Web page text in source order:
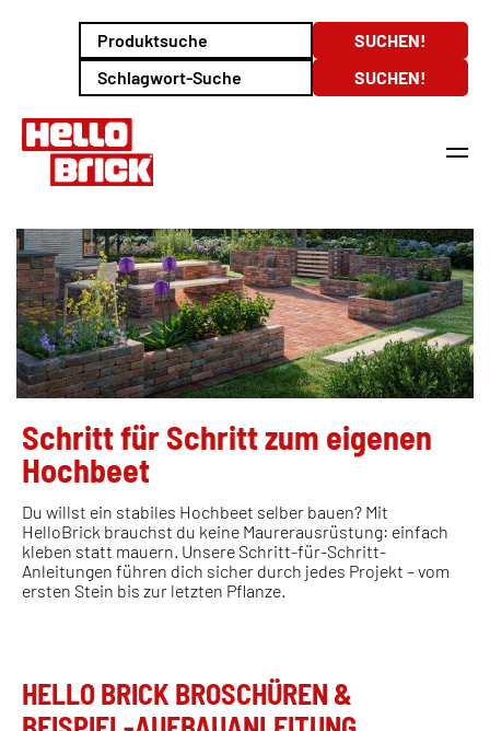
Schritt für Schritt zum eigenen
Hochbeet
Du willst ein stabiles Hochbeet selber bauen? Mit
HelloBrick brauchst du keine Maurerausrüstung: einfach
kleben statt mauern. Unsere Schritt-für-Schritt-
Anleitungen führen dich sicher durch jedes Projekt – vom
ersten Stein bis zur letzten Pflanze.
HELLO BRICK BROSCHÜREN &